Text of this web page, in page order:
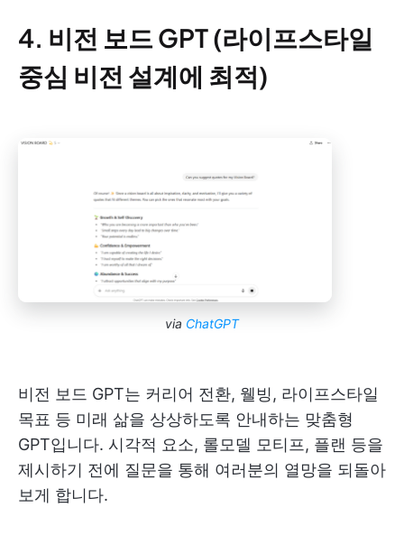
4. 비전 보드 GPT (라이프스타일
중심 비전 설계에 최적)
via ChatGPT
비전 보드 GPT는 커리어 전환, 웰빙, 라이프스타일
목표 등 미래 삶을 상상하도록 안내하는 맞춤형
GPT입니다. 시각적 요소, 롤모델 모티프, 플랜 등을
제시하기 전에 질문을 통해 여러분의 열망을 되돌아
보게 합니다.